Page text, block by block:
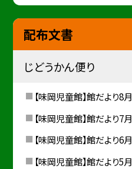
配布文書
じどうかん便り
【味岡児童館】館だより8月
【味岡児童館】館だより7月
【味岡児童館】館だより6月
【味岡児童館】館だより5月